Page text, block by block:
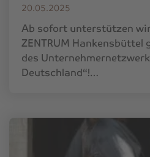
20.05.2025
Ab sofort unterstützen wir
ZENTRUM Hankensbüttel
des
Deutschland“!…